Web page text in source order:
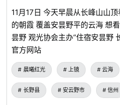
◼︎高谷山（雾海展望台） ※图片
町 停车场：约30台 ◼︎登美志山 ※图片3・4 地址：广岛县三
次市吉舍町安田 停车场：约100台 ◼︎冈田山 ※图片5・
址：广岛县三次市上田町 停车场
11月17日 今天早晨从长峰山山
的朝霞 覆盖安昙野平的云海 想
昙野 观光协会主办“住宿安昙野
官方网站
晨曦红光 上镜 云海
长野县 安云野市 信州